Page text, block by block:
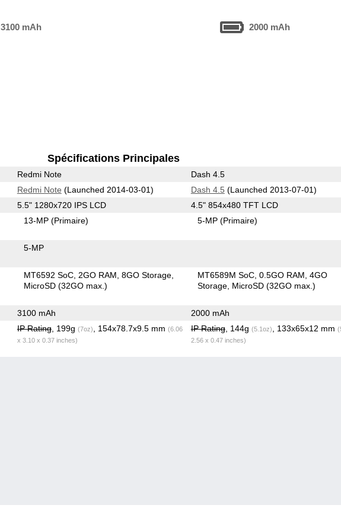
3100 mAh 2000 mAh
Spécifications Principales
Redmi Note Dash 4.5
Redmi Note (Launched 2014-03-01) Dash 4.5 (Launched 2013-07-01)
5.5" 1280x720 IPS LCD 4.5" 854x480 TFT LCD
13-MP(Primaire) 5-MP(Primaire)
5-MP
MT6592 SoC 2GO RAM 8GO Storage
MicroSD (32GO max.)
MT6589M SoC 0.5GO RAM 4GO
Storage MicroSD (32GO max.)
3100 mAh 2000 mAh
IP Rating, 199g (7oz) , 154x78.7x9.5 mm (6.06
x 3.10 x 0.37 inches)
IP Rating, 144g (5.1oz) , 133x65x12 mm
2.56 x 0.47 inches)